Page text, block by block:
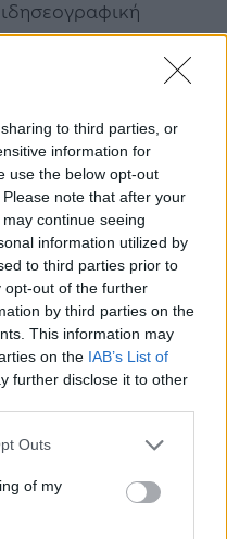
to third parties, or
information for
use the below opt-out
note that after your
continue seeing
information utilized by
to third parties prior to
opt-out of the further
by third parties on the
This information may
on the IAB’s List of
further disclose it to other
Outs
of my
προεδρικό μέγαρο,
της
ήταν αντίθετος στις
των Ταλιμπάν και
το προηγούμενο
Γκουαντάναμο